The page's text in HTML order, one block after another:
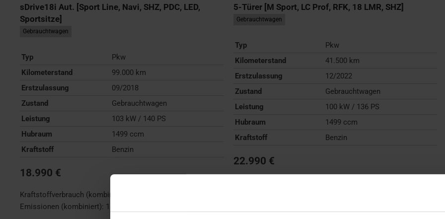
sDrive18i Aut. [Sport Line, Navi, SHZ, PDC, LED,
Sportsitze]
Gebrauchtwagen
Typ
Pkw
Kilometerstand
99.000 km
Erstzulassung
09/2018
Zustand
Gebrauchtwagen
Leistung
103 kW / 140 PS
Hubraum
1499 ccm
Kraftstoff
Benzin
18.990 €
Kraftstoffverbrauch (kombiniert):
Emissionen (kombiniert): 159 g/km
5-Türer [M Sport, LC Prof, RFK, 18 LMR, SHZ]
Gebrauchtwagen
Typ
Pkw
Kilometerstand
41.500 km
Erstzulassung
12/2022
Zustand
Gebrauchtwagen
Leistung
100 kW / 136 PS
Hubraum
1499 ccm
Kraftstoff
Benzin
22.990 €